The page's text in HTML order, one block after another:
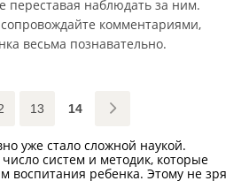
переставая наблюдать за ним.
комментариями,
весьма познавательно.
13 14
уже стало сложной наукой.
систем и методик, которые
воспитания ребенка. Этому не зря